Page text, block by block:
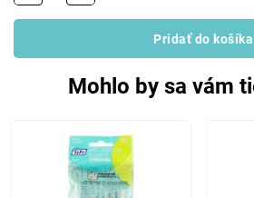
Pridať do košíka
Mohlo by sa vám